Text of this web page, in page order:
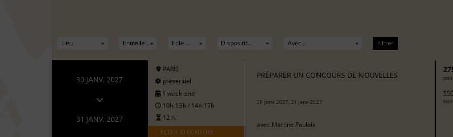
Filtrer
30 JANV. 2027
31 JANV. 2027
PARIS
présentiel
1 week-end
10h-13h / 14h-17h
12 h.
ÉCOLE D'ÉCRITURE
PRÉPARER UN CONCOURS DE NOUVELLES
30 janv 2027, 31 janv 2027
avec Martine Paulais